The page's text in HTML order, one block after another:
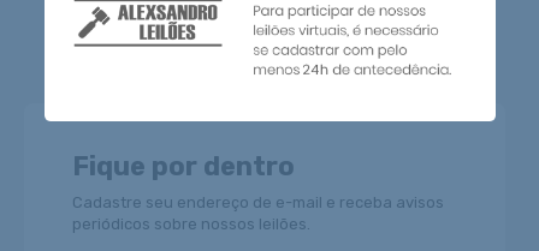
leilão encerrado
Fique por dentro
Cadastre seu endereço de e-mail e receba avisos
periódicos sobre nossos leilões.